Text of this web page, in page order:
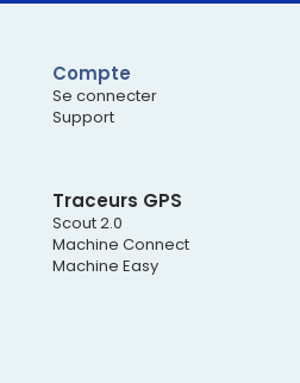
Compte
Se connecter
Support
Traceurs GPS
Scout 2.0
Machine Connect
Machine Easy